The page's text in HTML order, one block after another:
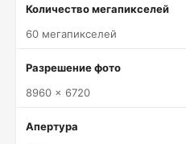
Количество мегапикселей
60 мегапикселей
Разрешение фото
8960 x 6720
Апертура